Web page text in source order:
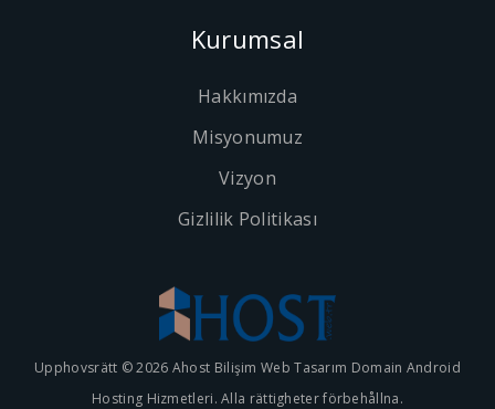
Kurumsal
Hakkımızda
Misyonumuz
Vizyon
Gizlilik Politikası
Upphovsrätt © 2026 Ahost Bilişim Web Tasarım Domain Android
Hosting Hizmetleri. Alla rättigheter förbehållna.